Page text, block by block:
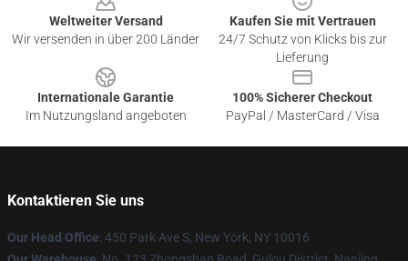
Weltweiter Versand
Wir versenden in über 200 Länder
Kaufen Sie mit Vertrauen
24/7 Schutz von Klicks bis zur
Lieferung
Internationale Garantie
Im Nutzungsland angeboten
100% Sicherer Checkout
PayPal / MasterCard / Visa
Kontaktieren Sie uns
Our Head Office: 450 Park Ave S, New York, NY 10016